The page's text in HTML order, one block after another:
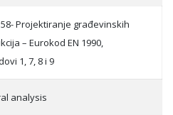
58- Projektiranje građevinskih
– Eurokod EN 1990,
1, 7, 8 i 9
analysis